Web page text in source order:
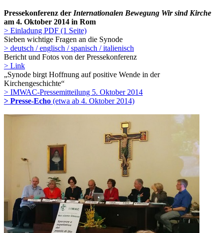
Pressekonferenz der Internationalen Bewegung Wir sind Kirche
am 4. Oktober 2014 in Rom
> Einladung PDF (1 Seite)
Sieben wichtige Fragen an die Synode
> deutsch / englisch / spanisch / italienisch
Bericht und Fotos von der Pressekonferenz
> Link
„Synode birgt Hoffnung auf positive Wende in der
Kirchengeschichte“
> IMWAC-Pressemitteilung 5. Oktober 2014
> Presse-Echo (etwa ab 4. Oktober 2014)